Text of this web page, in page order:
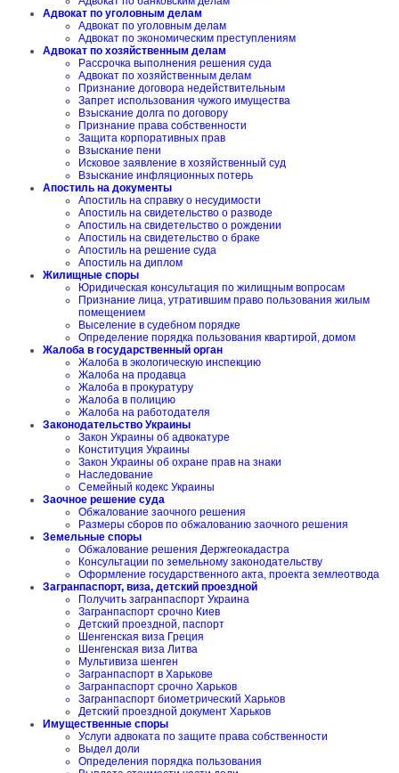
Адвокат по уголовным делам
Адвокат по уголовным делам
Адвокат по экономическим преступлениям
Адвокат по хозяйственным делам
Рассрочка выполнения решения суда
Адвокат по хозяйственным делам
Признание договора недействительным
Запрет использования чужого имущества
Взыскание долга по договору
Признание права собственности
Защита корпоративных прав
Взыскание пени
Исковое заявление в хозяйственный суд
Взыскание инфляционных потерь
Апостиль на документы
Апостиль на справку о несудимости
Апостиль на свидетельство о разводе
Апостиль на свидетельство о рождении
Апостиль на свидетельство о браке
Апостиль на решение суда
Апостиль на диплом
Жилищные споры
Юридическая консультация по жилищным вопросам
Признание лица, утратившим право пользования жилым
помещением
Выселение в судебном порядке
Определение порядка пользования квартирой, домом
Жалоба в государственный орган
Жалоба в экологическую инспекцию
Жалоба на продавца
Жалоба в прокуратуру
Жалоба в полицию
Жалоба на работодателя
Законодательство Украины
Закон Украины об адвокатуре
Конституция Украины
Закон Украины об охране прав на знаки
Наследование
Семейный кодекс Украины
Заочное решение суда
Обжалование заочного решения
Размеры сборов по обжалованию заочного решения
Земельные споры
Обжалование решения Держгеокадастра
Консультации по земельному законодательству
Оформление государственного акта, проекта землеотвода
Загранпаспорт, виза, детский проездной
Получить загранпаспорт Украина
Загранпаспорт срочно Киев
Детский проездной, паспорт
Шенгенская виза Греция
Шенгенская виза Литва
Мультивиза шенген
Загранпаспорт в Харькове
Загранпаспорт срочно Харьков
Загранпаспорт биометрический Харьков
Детский проездной документ Харьков
Имущественные споры
Услуги адвоката по защите права собственности
Выдел доли
Определения порядка пользования